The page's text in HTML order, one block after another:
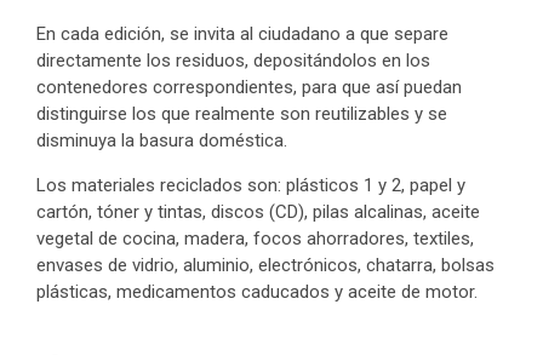
En cada edición, se invita al ciudadano a que separe
directamente los residuos, depositándolos en los
contenedores correspondientes, para que así puedan
distinguirse los que realmente son reutilizables y se
disminuya la basura doméstica.
Los materiales reciclados son: plásticos 1 y 2, papel y
cartón, tóner y tintas, discos (CD), pilas alcalinas, aceite
vegetal de cocina, madera, focos ahorradores, textiles,
envases de vidrio, aluminio, electrónicos, chatarra, bolsas
plásticas, medicamentos caducados y aceite de motor.